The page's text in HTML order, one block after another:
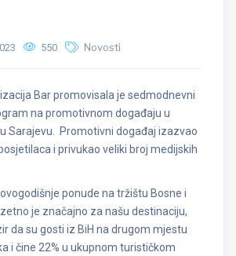
550 Novosti
Bar promovisala je sedmodnevni
na promotivnom događaju u
u Sarajevu. Promotivni događaj izazvao
i privukao veliki broj medijskih
ponude na tržištu Bosne i
je značajno za našu destinaciju,
da su gosti iz BiH na drugom mjestu
i čine 22% u ukupnom turističkom